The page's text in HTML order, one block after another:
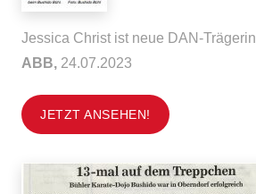
Jessica Christ ist neue DAN-Trägerin
ABB, 24.07.2023
JETZT ANSEHEN!